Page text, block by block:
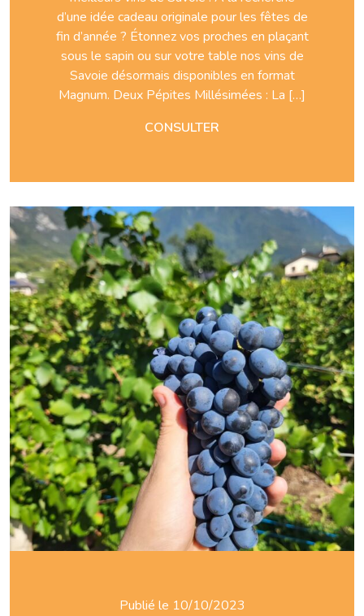
d’une idée cadeau originale pour les fêtes de
fin d’année ? Étonnez vos proches en plaçant
sous le sapin ou sur votre table nos vins de
Savoie désormais disponibles en format
Magnum. Deux Pépites Millésimées : La […]
CONSULTER
Publié le 10/10/2023